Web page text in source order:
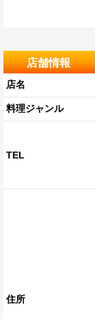
店舗情報
店名
料理ジャンル
TEL
住所